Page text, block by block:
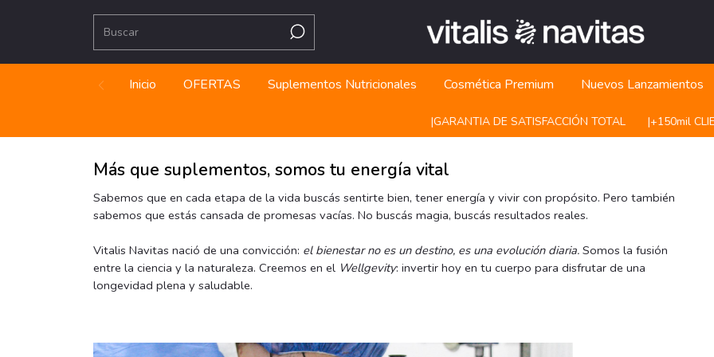
Inicio OFERTAS Suplementos Nutricionales Cosmética Premium Nuevos Lanzamientos
|ㅤㅤGARANTIA DE SATISFACCIÓN TOTAL |ㅤㅤ+150mil CLIENTES
Más que suplementos, somos tu energía vital
Sabemos que en cada etapa de la vida buscás sentirte bien, tener energía y vivir con propósito. Pero también
sabemos que estás cansada de promesas vacías. No buscás magia, buscás resultados reales.
Vitalis Navitas nació de una convicción: el bienestar no es un destino, es una evolución diaria. Somos la fusión
entre la ciencia y la naturaleza. Creemos en el Wellgevity: invertir hoy en tu cuerpo para disfrutar de una
longevidad plena y saludable.